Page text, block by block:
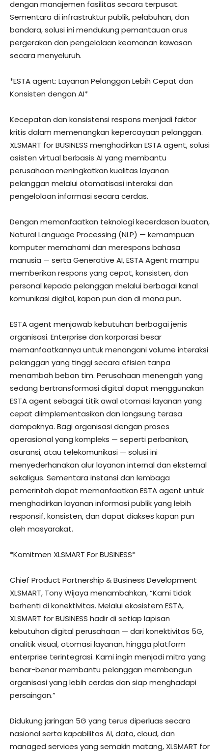
dengan manajemen fasilitas secara terpusat.
Sementara di infrastruktur publik, pelabuhan, dan
bandara, solusi ini mendukung pemantauan arus
pergerakan dan pengelolaan keamanan kawasan
secara menyeluruh.
*ESTA agent: Layanan Pelanggan Lebih Cepat dan
Konsisten dengan AI*
Kecepatan dan konsistensi respons menjadi faktor
kritis dalam memenangkan kepercayaan pelanggan.
XLSMART for BUSINESS menghadirkan ESTA agent, solusi
asisten virtual berbasis AI yang membantu
perusahaan meningkatkan kualitas layanan
pelanggan melalui otomatisasi interaksi dan
pengelolaan informasi secara cerdas.
Dengan memanfaatkan teknologi kecerdasan buatan,
Natural Language Processing (NLP) — kemampuan
komputer memahami dan merespons bahasa
manusia — serta Generative AI, ESTA Agent mampu
memberikan respons yang cepat, konsisten, dan
personal kepada pelanggan melalui berbagai kanal
komunikasi digital, kapan pun dan di mana pun.
ESTA agent menjawab kebutuhan berbagai jenis
organisasi. Enterprise dan korporasi besar
memanfaatkannya untuk menangani volume interaksi
pelanggan yang tinggi secara efisien tanpa
menambah beban tim. Perusahaan menengah yang
sedang bertransformasi digital dapat menggunakan
ESTA agent sebagai titik awal otomasi layanan yang
cepat diimplementasikan dan langsung terasa
dampaknya. Bagi organisasi dengan proses
operasional yang kompleks — seperti perbankan,
asuransi, atau telekomunikasi — solusi ini
menyederhanakan alur layanan internal dan eksternal
sekaligus. Sementara instansi dan lembaga
pemerintah dapat memanfaatkan ESTA agent untuk
menghadirkan layanan informasi publik yang lebih
responsif, konsisten, dan dapat diakses kapan pun
oleh masyarakat.
*Komitmen XLSMART For BUSINESS*
Chief Product Partnership & Business Development
XLSMART, Tony Wijaya menambahkan, “Kami tidak
berhenti di konektivitas. Melalui ekosistem ESTA,
XLSMART for BUSINESS hadir di setiap lapisan
kebutuhan digital perusahaan — dari konektivitas 5G,
analitik visual, otomasi layanan, hingga platform
enterprise terintegrasi. Kami ingin menjadi mitra yang
benar-benar membantu pelanggan membangun
organisasi yang lebih cerdas dan siap menghadapi
persaingan.”
Didukung jaringan 5G yang terus diperluas secara
nasional serta kapabilitas AI, data, cloud, dan
managed services yang semakin matang, XLSMART for